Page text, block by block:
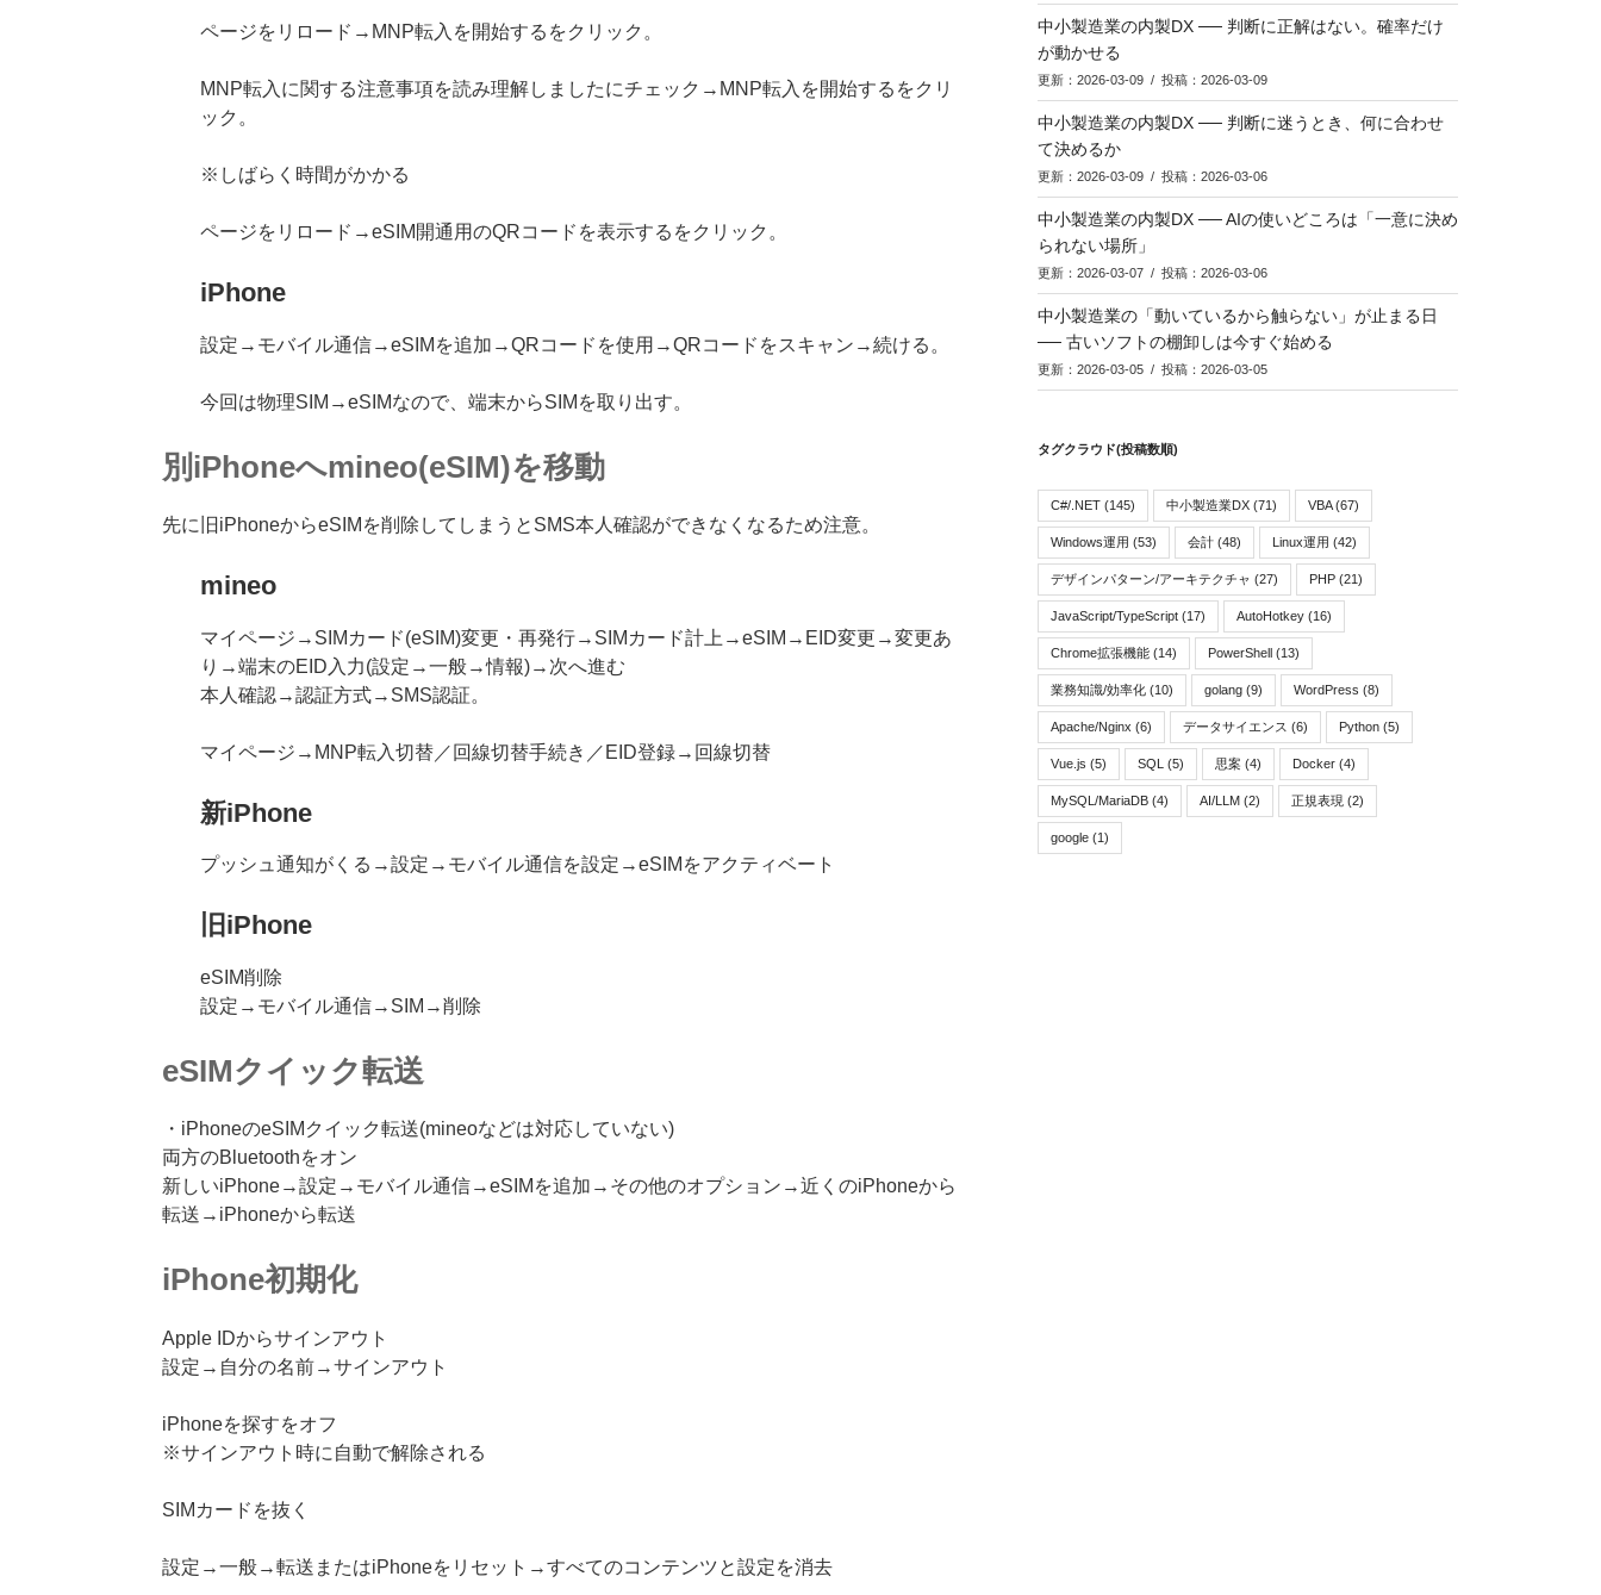
ページをリロード→MNP転入を開始するをクリック。
MNP転入に関する注意事項を読み理解しましたにチェック→MNP転入を開始するをクリ
ック。
※しばらく時間がかかる
ページをリロード→eSIM開通用のQRコードを表示するをクリック。
iPhone
設定→モバイル通信→eSIMを追加→QRコードを使用→QRコードをスキャン→続ける。
今回は物理SIM→eSIMなので、端末からSIMを取り出す。
別iPhoneへmineo(eSIM)を移動
先に旧iPhoneからeSIMを削除してしまうとSMS本人確認ができなくなるため注意。
mineo
マイページ→SIMカード(eSIM)変更・再発行→SIMカード計上→eSIM→EID変更→変更あ
り→端末のEID入力(設定→一般→情報)→次へ進む
本人確認→認証方式→SMS認証。
マイページ→MNP転入切替／回線切替手続き／EID登録→回線切替
新iPhone
プッシュ通知がくる→設定→モバイル通信を設定→eSIMをアクティベート
旧iPhone
eSIM削除
設定→モバイル通信→SIM→削除
eSIMクイック転送
・iPhoneのeSIMクイック転送(mineoなどは対応していない)
両方のBluetoothをオン
新しいiPhone→設定→モバイル通信→eSIMを追加→その他のオプション→近くのiPhoneから
転送→iPhoneから転送
iPhone初期化
Apple IDからサインアウト
設定→自分の名前→サインアウト
iPhoneを探すをオフ
※サインアウト時に自動で解除される
SIMカードを抜く
設定→一般→転送またはiPhoneをリセット→すべてのコンテンツと設定を消去
中小製造業の内製DX ── 判断に正解はない。確率だけ
が動かせる
更新：2026-03-09 / 投稿：2026-03-09
中小製造業の内製DX ── 判断に迷うとき、何に合わせ
て決めるか
更新：2026-03-09 / 投稿：2026-03-06
中小製造業の内製DX ── AIの使いどころは「一意に決め
られない場所」
更新：2026-03-07 / 投稿：2026-03-06
中小製造業の「動いているから触らない」が止まる日
── 古いソフトの棚卸しは今すぐ始める
更新：2026-03-05 / 投稿：2026-03-05
タグクラウド(投稿数順)
C#/.NET(145) 中小製造業DX(71) VBA(67)
Windows運用 (53) 会計(48) Linux運用 (42)
デザインパターン/アーキテクチャ (27) PHP(21)
JavaScript/TypeScript(17) AutoHotkey(16)
Chrome拡張機能(14) PowerShell(13)
業務知識/効率化(10) golang(9) WordPress (8)
Apache/Nginx (6) データサイエンス (6) Python(5)
Vue.js (5) SQL (5) 思案 (4) Docker(4)
MySQL/MariaDB(4) AI/LLM(2) 正規表現 (2)
google(1)